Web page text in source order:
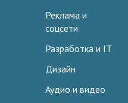
Реклама и
соцсети
Разработка и IT
Дизайн
Аудио и видео